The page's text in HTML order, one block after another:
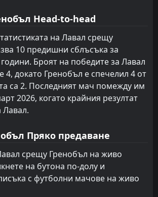
Фут
2
D
3
2
Head-to-head
на Лавал срещу
10 предишни сблъсъка за
Броят на победите за Лавал
4, докато Гренобъл е спечелил 4 от
са 2. Последният мач помежду им
2026, когато крайния резултат
Лавал.
Пряко предаване
срещу Гренобъл на живо
на бутона по-долу и
с футболни мачове на живо